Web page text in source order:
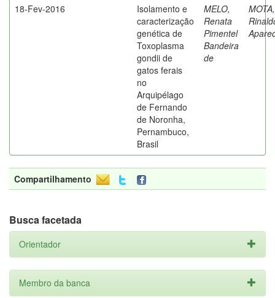
18-Fev-2016
Isolamento e
caracterização
genética de
Toxoplasma
gondii de
gatos ferais
no
Arquipélago
de Fernando
de Noronha,
Pernambuco,
Brasil
MELO,
Renata
Pimentel
Bandeira
de
MOTA,
Compartilhamento
Busca facetada
Orientador
Membro da banca